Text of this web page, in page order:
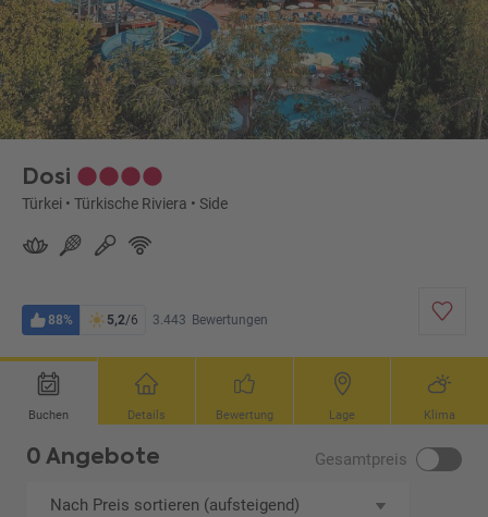
Dosi
Türkei • Türkische Riviera • Side
88% 5,2/6 3.443 Bewertungen
Buchen Details Bewertung Lage Klima
0 Angebote Gesamtpreis
Nach Preis sortieren (aufsteigend)